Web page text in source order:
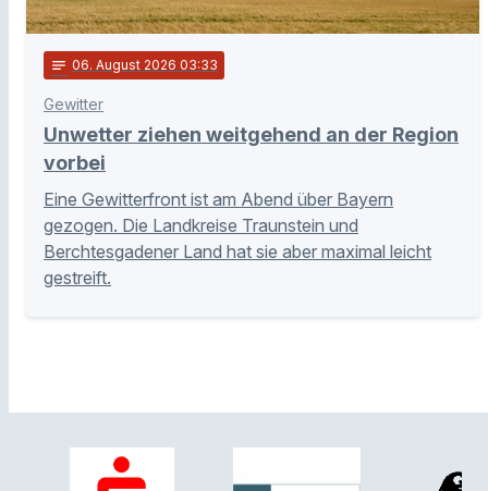
notes 06. August 2026 03:33
Gewitter
Unwetter ziehen weitgehend an der Region
vorbei
Eine Gewitterfront ist am Abend über Bayern
gezogen. Die Landkreise Traunstein und
Berchtesgadener Land hat sie aber maximal leicht
gestreift.